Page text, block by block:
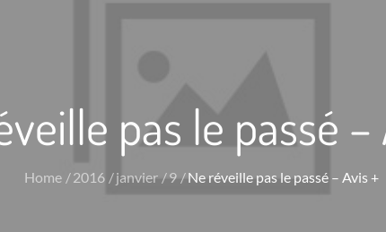
pas le passé –
Home 2016 janvier 9 Ne réveille pas le passé – Avis +